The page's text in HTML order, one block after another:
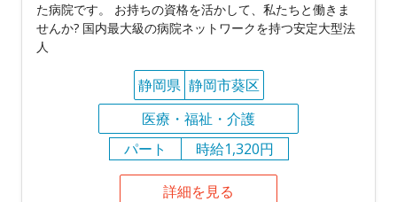
た病院です。 お持ちの資格を活かして、私たちと働きま
せんか? 国内最大級の病院ネットワークを持つ安定大型法
人
静岡県 静岡市葵区
医療・福祉・介護
パート
時給1,320円
詳細を見る